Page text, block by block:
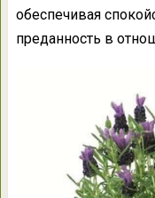
обеспечивая
преданность в